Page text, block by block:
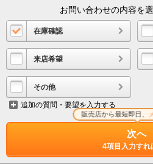
お問い合わせの内容を
在庫確認
来店希望
その他
追加の質問・要望を入力する
次へ
4項目入力すれ
販売店から最短即日、